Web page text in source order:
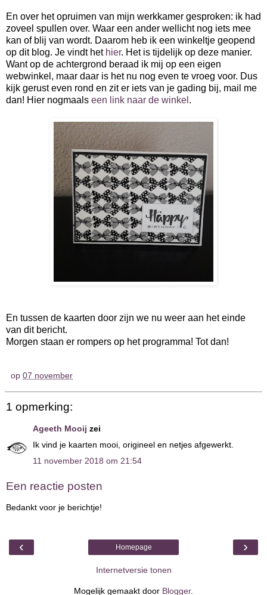
En over het opruimen van mijn werkkamer gesproken: ik had
zoveel spullen over. Waar een ander wellicht nog iets mee
kan of blij van wordt. Daarom heb ik een winkeltje geopend
op dit blog. Je vindt het hier. Het is tijdelijk op deze manier.
Want op de achtergrond beraad ik mij op een eigen
webwinkel, maar daar is het nu nog even te vroeg voor. Dus
kijk gerust even rond en zit er iets van je gading bij, mail me
dan! Hier nogmaals een link naar de winkel .
En tussen de kaarten door zijn we nu weer aan het einde
van dit bericht.
Morgen staan er rompers op het programma! Tot dan!
op 07 november
1 opmerking:
Ageeth Mooij zei
Ik vind je kaarten mooi, origineel en netjes afgewerkt.
11 november 2018 om 21:54
Een reactie posten
Bedankt voor je berichtje!
‹ ›
Homepage
Internetversie tonen
Mogelijk gemaakt door Blogger.